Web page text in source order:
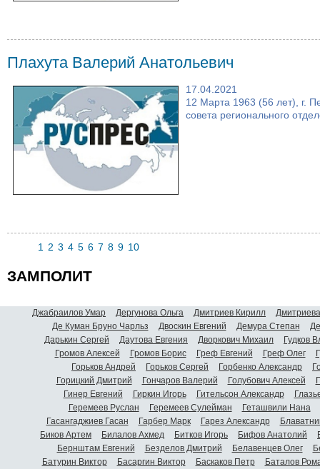
Плахута Валерий Анатольевич
17.04.2021
12 Марта 1963 (56 лет), г.
совета регионального
1 2 3 4 5 6 7 8 9 10
ЗАМПОЛИТ
Джабраилов Умар Дергунова Ольга Дмитриев Кирилл
Де Куман Бруно Чарльз
Двоскин Евгений Демура Степан
Дарькин Сергей
Даутова Евгения Дворкович Михаил
Гудков
Громов Алексей
Громов Борис Греф Евгений Греф Олег
Горьков Андрей
Горьков Сергей Горбенко Александр
Горицкий Дмитрий
Гончаров Валерий Голубович Алексей
Гинер Евгений
Гиркин Игорь Гительсон Александр
Геремеев Руслан
Геремеев Сулейман
Геташвили Нана
Гасангаджиев Гасан
Гарбер Марк Гарез Александр
Биков Артем
Билалов Ахмед Битков Игорь Бифов Анатолий
Бернштам Евгений
Безделов Дмитрий Белавенцев Олег
Батурин Виктор
Басаргин Виктор Баскаков Петр
Баталов